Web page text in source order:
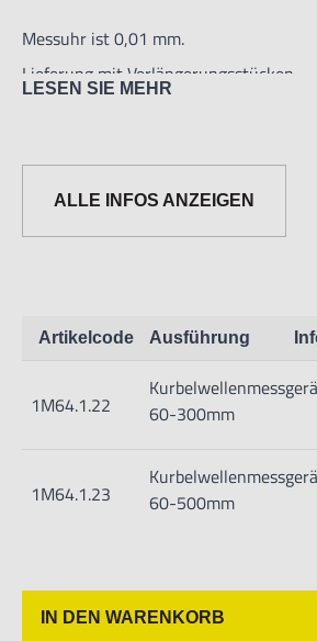
Messuhr ist 0,01 mm.
Lieferung mit Verlängerungsstücken.
Anwender sowie Handwerker geeignet.
Nur für den vorhergesehenen
Verletzungen führen.
Varsseveld/ Netherlands, email:
LESEN SIE MEHR
ALLE INFOS ANZEIGEN
Artikelcode Ausführung
1M64.1.22
60-300mm
1M64.1.23
60-500mm
IN DEN WARENKORB